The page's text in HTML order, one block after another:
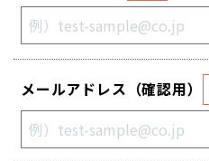
メールアドレス（確認用）